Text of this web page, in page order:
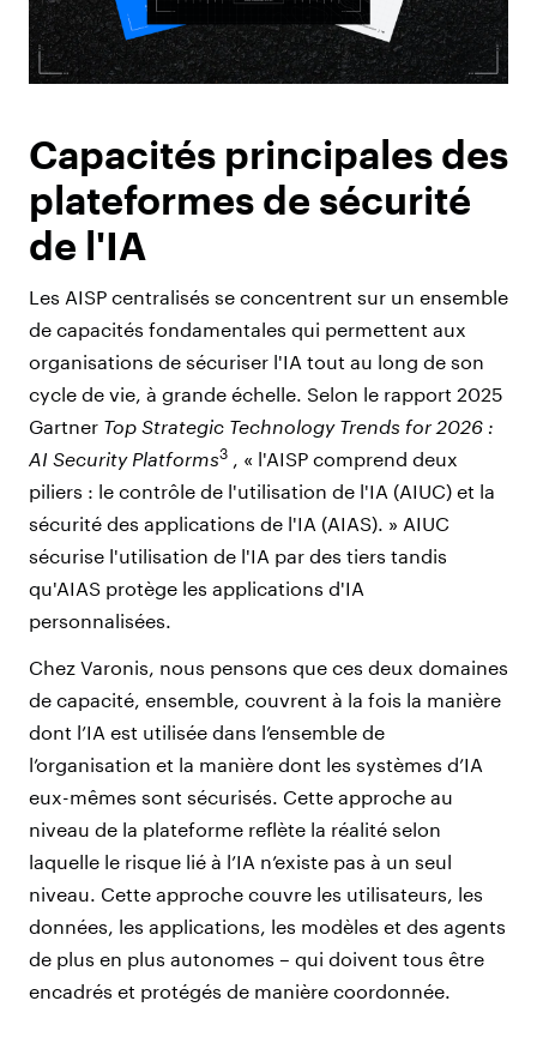
Capacités principales des
plateformes de sécurité
de l'IA
Les AISP centralisés se concentrent sur un ensemble
de capacités fondamentales qui permettent aux
organisations de sécuriser l'IA tout au long de son
cycle de vie, à grande échelle. Selon le rapport 2025
Gartner Top Strategic Technology Trends for 2026 :
AI Security Platforms3 , « l'AISP comprend deux
piliers : le contrôle de l'utilisation de l'IA (AIUC) et la
sécurité des applications de l'IA (AIAS). » AIUC
sécurise l'utilisation de l'IA par des tiers tandis
qu'AIAS protège les applications d'IA
personnalisées.
Chez Varonis, nous pensons que ces deux domaines
de capacité, ensemble, couvrent à la fois la manière
dont l’IA est utilisée dans l’ensemble de
l’organisation et la manière dont les systèmes d’IA
eux-mêmes sont sécurisés. Cette approche au
niveau de la plateforme reflète la réalité selon
laquelle le risque lié à l’IA n’existe pas à un seul
niveau. Cette approche couvre les utilisateurs, les
données, les applications, les modèles et des agents
de plus en plus autonomes – qui doivent tous être
encadrés et protégés de manière coordonnée.